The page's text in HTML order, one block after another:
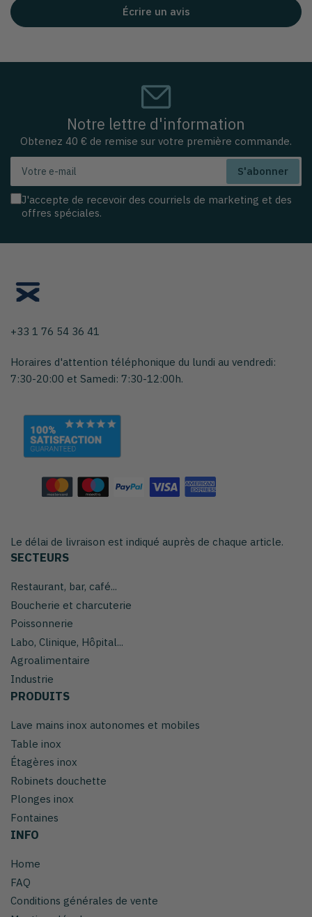
Écrire un avis
Notre lettre d'information
Obtenez 40 € de remise sur votre première commande.
mail
S'abonner
J'accepte de recevoir des courriels de marketing et des
offres spéciales.
+33 1 76 54 36 41
Horaires d'attention téléphonique du lundi au vendredi:
7:30-20:00 et Samedi: 7:30-12:00h.
Le délai de livraison est indiqué auprès de chaque article.
SECTEURS
Restaurant, bar, café...
Boucherie et charcuterie
Poissonnerie
Labo, Clinique, Hôpital...
Agroalimentaire
Industrie
PRODUITS
Lave mains inox autonomes et mobiles
Table inox
Étagères inox
Robinets douchette
Plonges inox
Fontaines
INFO
Home
FAQ
Conditions générales de vente